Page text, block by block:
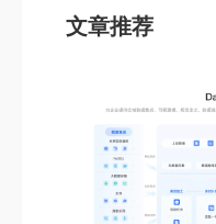
文章推荐